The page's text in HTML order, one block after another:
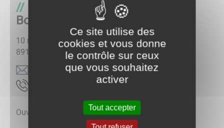
Bibliothèque "Luce et François
Bonjour"
10 rue des écoles
89113
CHARBUY
rf.oodanaw@yubrahc.euqehtoilbib
Ouverture :
Ce site utilise des
cookies et vous donne
le contrôle sur ceux
que vous souhaitez
activer
Tout accepter